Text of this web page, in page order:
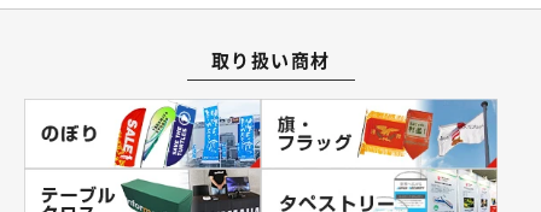
取り扱い商材